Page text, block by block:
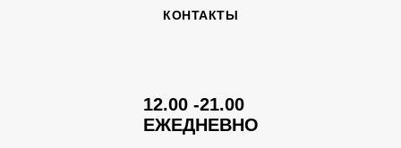
КОНТАКТЫ
12.00 -21.00
ЕЖЕДНЕВНО